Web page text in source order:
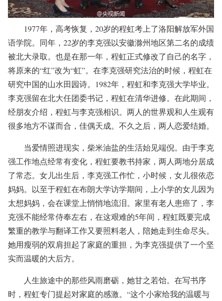
1977年，高考恢复，20岁的程虹考上了洛阳解放军外国
语学院。同年，22岁的李克强以安徽滁州地区第二名的成绩
被北大录取。也是在那一年，程虹正式修改了自己的名字，
将原来的“红”改为“虹”。在李克强研究法治的时候，程虹在
研究中国的山水田园诗。1982年，程虹和李克强大学毕业。
李克强留在北大任团委书记，程虹在清华进修。在此期间，
经朋友介绍，程虹与李克强相识。两人的世界观和人生观有
很多地方不谋而合，佳偶天成。不久之后，两人恋爱结婚。
当爱情照进现实，柴米油盐的生活始见端倪。由于李克
强工作地点经常有变化，程虹要教书持家，两人两地分居成
了常态。女儿出生后，李克强工作忙，小时候，女儿很依恋
妈妈。以至于程虹在布朗大学访学期间，上小学的女儿因为
太想妈妈，会在课堂上悄悄地流泪。家里有老人患癌了，李
克强不能经常侍奉左右，在这艰难的5年间，程虹既要完成
繁重的教学与翻译工作又要照料老人，陪她走到生命尽头。
她用瘦弱的双肩担起了家庭的重担，为李克强提供了一个坚
实而温暖的大后方。
人生旅途中的那些风雨磨砺，她甘之若饴。在写书序
时，程虹专门提起对家庭的感激。“这个小家给我的温暖与